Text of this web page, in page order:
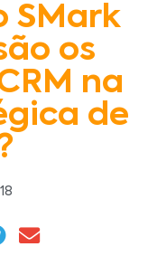
SMark
os
na
de